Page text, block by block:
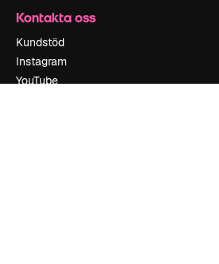
Kontakta oss
Kundstöd
Instagram
YouTube